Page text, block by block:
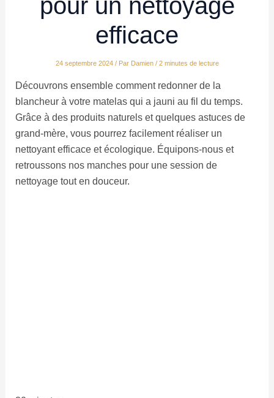
pour un nettoyage
efficace
24 septembre 2024 / Par Damien / 2 minutes de lecture
Découvrons ensemble comment redonner de la
blancheur à votre matelas qui a jauni au fil du temps.
Grâce à des produits naturels et quelques astuces de
grand-mère, vous pourrez facilement réaliser un
nettoyant efficace et écologique. Équipons-nous et
retroussons nos manches pour une session de
nettoyage tout en douceur.